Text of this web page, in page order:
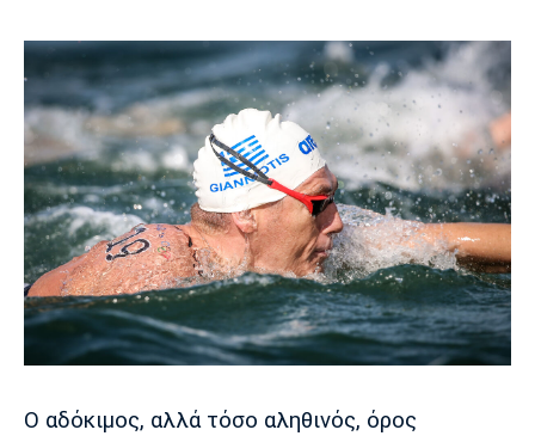
Ο αδόκιμος, αλλά τόσο αληθινός, όρος